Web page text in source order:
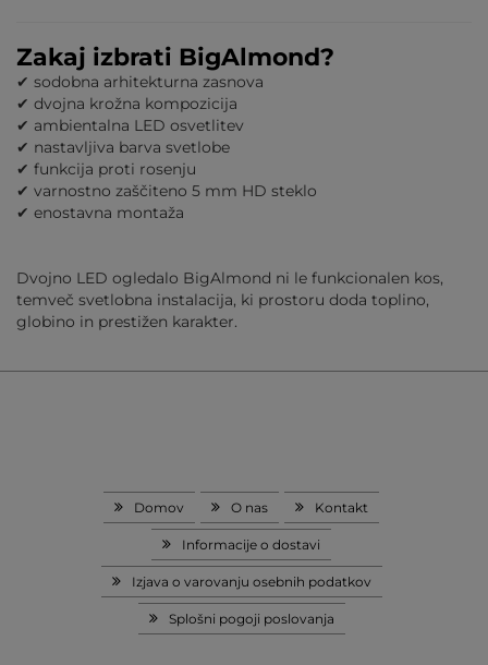
Zakaj izbrati BigAlmond?
✔ sodobna arhitekturna zasnova
✔ dvojna krožna kompozicija
✔ ambientalna LED osvetlitev
✔ nastavljiva barva svetlobe
✔ funkcija proti rosenju
✔ varnostno zaščiteno 5 mm HD steklo
✔ enostavna montaža
Dvojno LED ogledalo BigAlmond ni le funkcionalen kos,
temveč svetlobna instalacija, ki prostoru doda toplino,
globino in prestižen karakter.
Domov O nas Kontakt
Informacije o dostavi
Izjava o varovanju osebnih podatkov
Splošni pogoji poslovanja